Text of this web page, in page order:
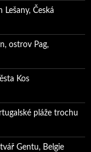
Česká
ostrov Pag,
Kos
pláže trochu
Gentu, Belgie